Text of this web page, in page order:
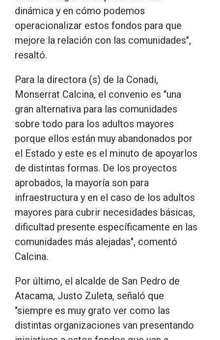
dinámica y en cómo podemos
operacionalizar estos fondos para que
mejore la relación con las comunidades",
resaltó.
Para la directora (s) de la Conadi,
Monserrat Calcina, el convenio es "una
gran alternativa para las comunidades
sobre todo para los adultos mayores
porque ellos están muy abandonados por
el Estado y este es el minuto de apoyarlos
de distintas formas. De los proyectos
aprobados, la mayoría son para
infraestructura y en el caso de los adultos
mayores para cubrir necesidades básicas,
dificultad presente específicamente en las
comunidades más alejadas", comentó
Calcina.
Por último, el alcalde de San Pedro de
Atacama, Justo Zuleta, señaló que
"siempre es muy grato ver como las
distintas organizaciones van presentando